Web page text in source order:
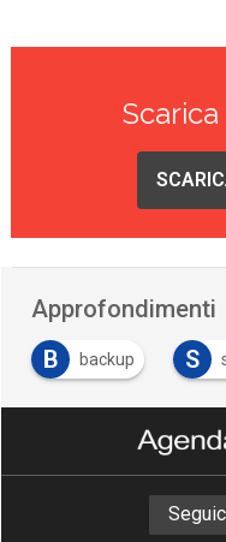
Approfondimenti
B
backup S